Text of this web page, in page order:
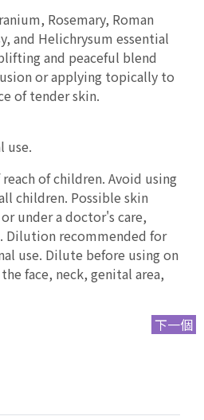
Rosemary, Roman
and Helichrysum essential
and peaceful blend
or applying topically to
of tender skin.
use.
of children. Avoid using
children. Possible skin
under a doctor's care,
Dilution recommended for
use. Dilute before using on
face, neck, genital area,
下一個